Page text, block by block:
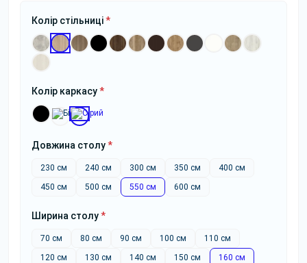
Колір стільниці*
Колір каркасу*
Довжина столу*
230 см 240 см 300 см 350 см
400 см
450 см
500 см 550 см 600 см
Ширина столу*
70 см 80 см 90 см 100 см
110 см
120 см
130 см 140 см 150 см 160 см